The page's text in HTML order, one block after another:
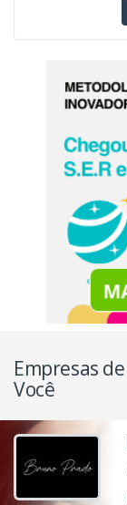
Empresas de
Você